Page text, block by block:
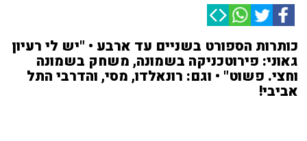
כותרות הספורט בשניים עד ארבע • "יש לי רעיון
גאוני: פירוטכניקה בשמונה, משחק בשמונה
וחצי. פשוט" • וגם: רונאלדו, מסי, והדרבי התל
אביבי!